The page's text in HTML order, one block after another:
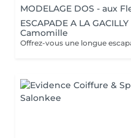
MODELAGE DOS - aux
ESCAPADE A LA
Camomille